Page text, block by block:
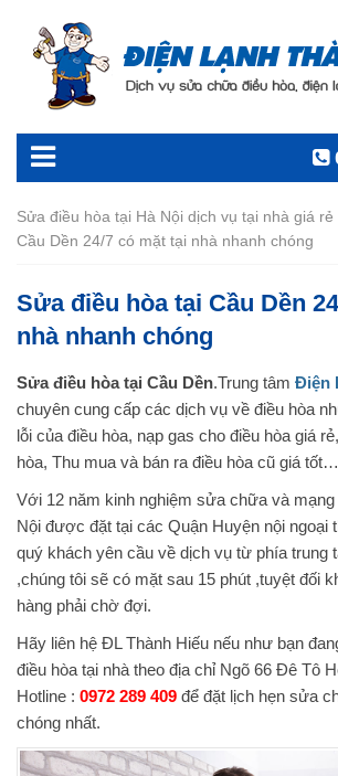
Sửa điều hòa tại Hà Nội dịch vụ tại nhà giá rẻ
Cầu Dền 24/7 có mặt tại nhà nhanh chóng
Sửa điều hòa tại Cầu Dền
nhà nhanh chóng
Sửa điều hòa tại Cầu Dền.Trung tâm Điện
chuyên cung cấp các dịch vụ về điều hòa
lỗi của điều hòa, nạp gas cho điều hòa giá
hòa, Thu mua và bán ra điều hòa cũ giá tốt…
Với 12 năm kinh nghiệm sửa chữa và
Nội được đặt tại các Quận Huyện nội ngoại
quý khách yên cầu về dịch vụ từ phía trung
,chúng tôi sẽ có mặt sau 15 phút ,tuyệt đối
hàng phải chờ đợi.
Hãy liên hệ ĐL Thành Hiếu nếu như bạn
điều hòa tại nhà theo địa chỉ Ngõ 66 Đê Tô
Hotline : 0972 289 409 để đặt lịch hẹn sửa
chóng nhất.